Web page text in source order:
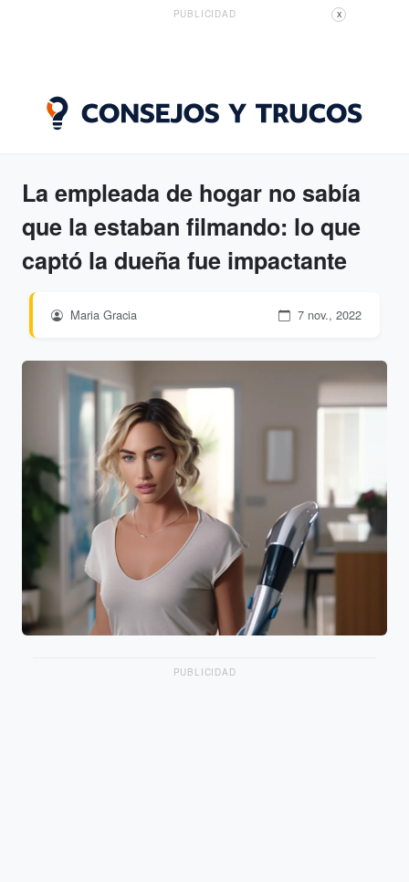
PUBLICIDAD X
La empleada de hogar no sabía
que la estaban filmando: lo que
captó la dueña fue impactante
Maria Gracia 7 nov., 2022
PUBLICIDAD